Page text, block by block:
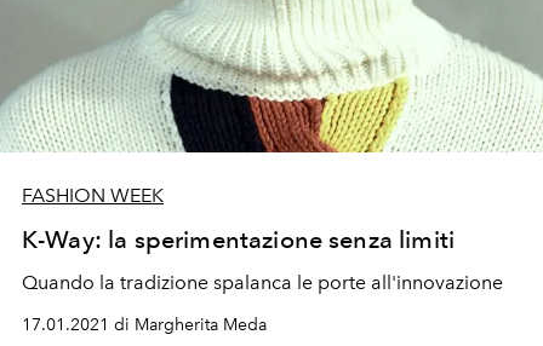
FASHION WEEK
K-Way: la sperimentazione senza limiti
Quando la tradizione spalanca le porte all'innovazione
17.01.2021 di Margherita Meda